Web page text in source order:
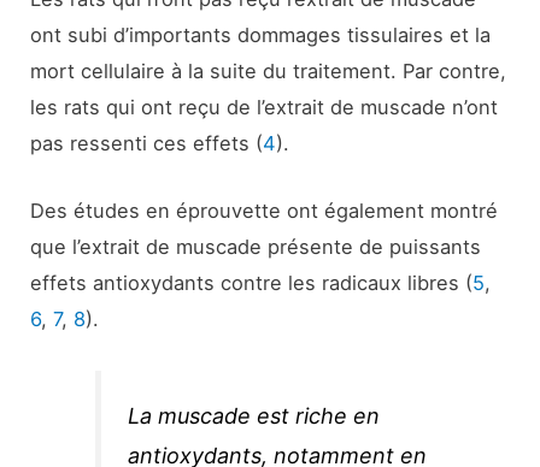
ont subi d’importants dommages tissulaires et la
mort cellulaire à la suite du traitement. Par contre,
les rats qui ont reçu de l’extrait de muscade n’ont
pas ressenti ces effets (4).
Des études en éprouvette ont également montré
que l’extrait de muscade présente de puissants
effets antioxydants contre les radicaux libres (5,
6,7, 8).
La muscade est riche en
antioxydants, notamment en